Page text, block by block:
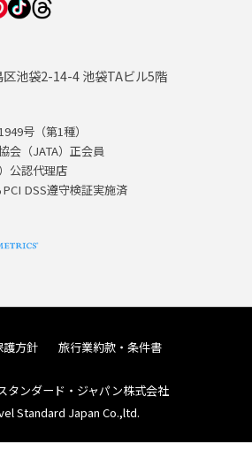
池袋2-14-4 池袋TAビル5階
号（第1種）
会（JATA）正会員
公認代理店
DSS遵守検証実施済
方針 旅行業約款・条件書
タンダード・ジャパン株式会社
Standard Japan Co.,ltd.